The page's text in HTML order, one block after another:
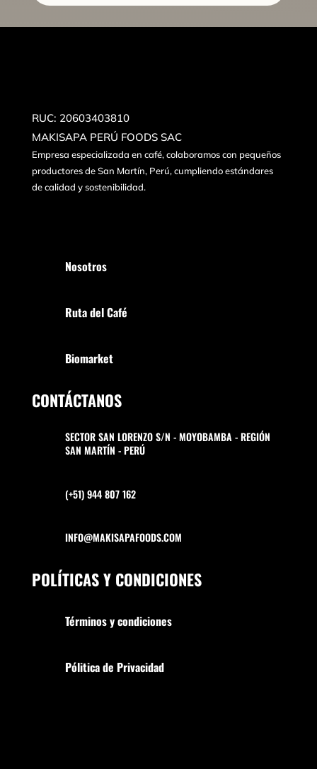
RUC: 20603403810
MAKISAPA PERÚ FOODS SAC
Empresa especializada en café, colaboramos con pequeños
productores de San Martín, Perú, cumpliendo estándares
de calidad y sostenibilidad.
Nosotros
Ruta del Café
Biomarket
CONTÁCTANOS
SECTOR SAN LORENZO S/N - MOYOBAMBA - REGIÓN
SAN MARTÍN - PERÚ
(+51) 944 807 162
INFO@MAKISAPAFOODS.COM
POLÍTICAS Y CONDICIONES
Términos y condiciones
Pólitica de Privacidad